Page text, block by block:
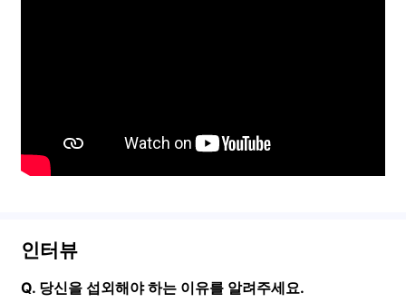
인터뷰
Q. 당신을 섭외해야 하는 이유를 알려주세요.